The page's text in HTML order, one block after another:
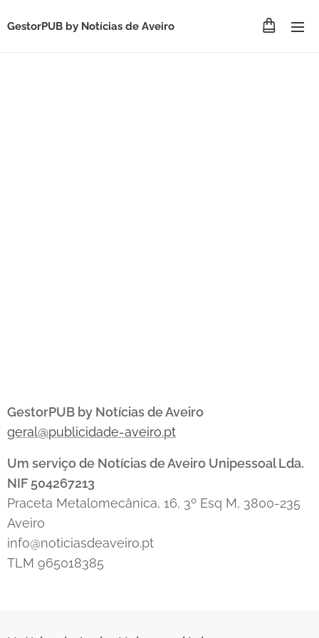
GestorPUB by Notícias de Aveiro
GestorPUB by Notícias de Aveiro
geral@publicidade-aveiro.pt
Um serviço de Notícias de Aveiro Unipessoal Lda.
NIF 504267213
Praceta Metalomecânica, 16, 3º Esq M, 3800-235
Aveiro
info@noticiasdeaveiro.pt
TLM 965018385